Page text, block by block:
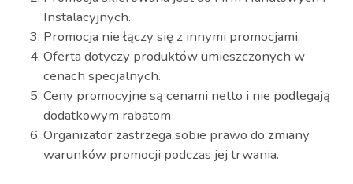
Instalacyjnych.
Promocja nie łączy się z innymi promocjami.
Oferta dotyczy produktów umieszczonych w
cenach specjalnych.
Ceny promocyjne są cenami netto i nie podlegają
dodatkowym rabatom
Organizator zastrzega sobie prawo do zmiany
warunków promocji podczas jej trwania.